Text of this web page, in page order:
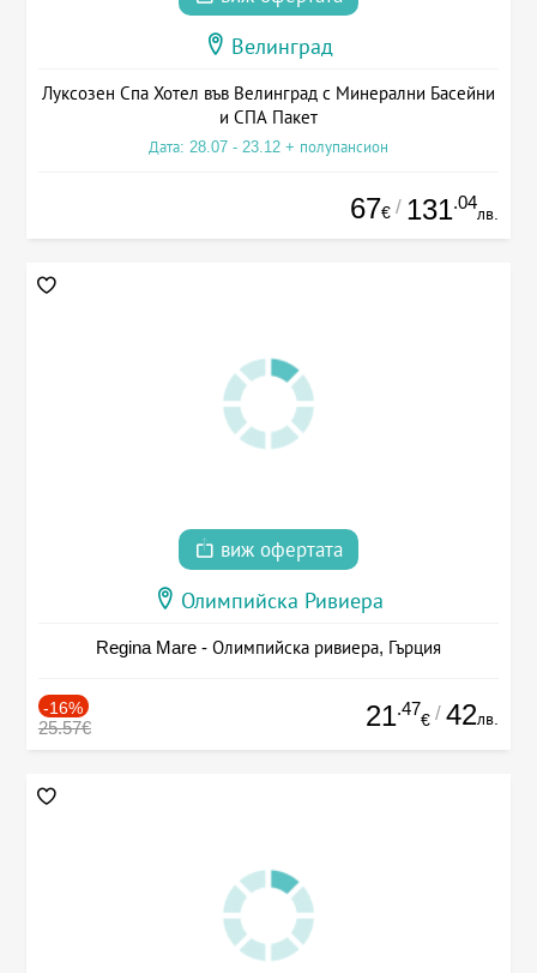
Велинград
Луксозен Спа Хотел във Велинград с Минерални Басейни
и СПА Пакет
Дата: 28.07 - 23.12 + полупансион
67€ / 131.04
лв.
виж офертата
Олимпийска Ривиера
Regina Mare - Олимпийска ривиера, Гърция
-16%
25.57€ 21.47
€ / 42лв.